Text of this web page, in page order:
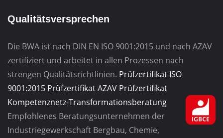
Qualitätsversprechen
Die BWA ist nach DIN EN ISO 9001:2015 und nach AZAV
zertifiziert und arbeitet in allen Prozessen nach
strengen Qualitätsrichtlinien. Prüfzertifikat ISO
9001:2015 Prüfzertifikat AZAV Prüfzertifikat
Kompetenznetz-Transformationsberatung
Empfohlenes Beratungsunternehmen der
Industriegewerkschaft Bergbau, Chemie,